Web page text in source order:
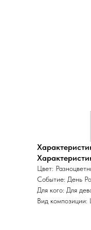
Цвет:
Событие: День
Для кого: Для
Вид